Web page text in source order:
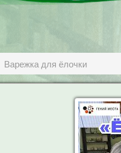
Варежка для ёлочки